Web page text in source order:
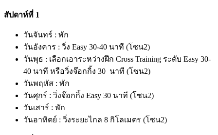
สัปดาห์ที่ 1
วันจันทร์ : พัก
วันอังคาร : วิ่ง Easy 30-40 นาที (โซน2)
วันพุธ : เลือกเอาระหว่างฝึก Cross Training ระดับ Easy 30-
40 นาที หรือวิ่งจ๊อกกิ้ง 30 นาที (โซน2)
วันพฤหัส : พัก
วันศุกร์ : วิ่งจ๊อกกิ้ง Easy 30 นาที (โซน2)
วันเสาร์ : พัก
วันอาทิตย์ : วิ่งระยะไกล 8 กิโลเมตร (โซน2)